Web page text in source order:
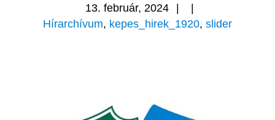
13. február, 2024
Hírarchívum, kepes_hirek_1920, slider